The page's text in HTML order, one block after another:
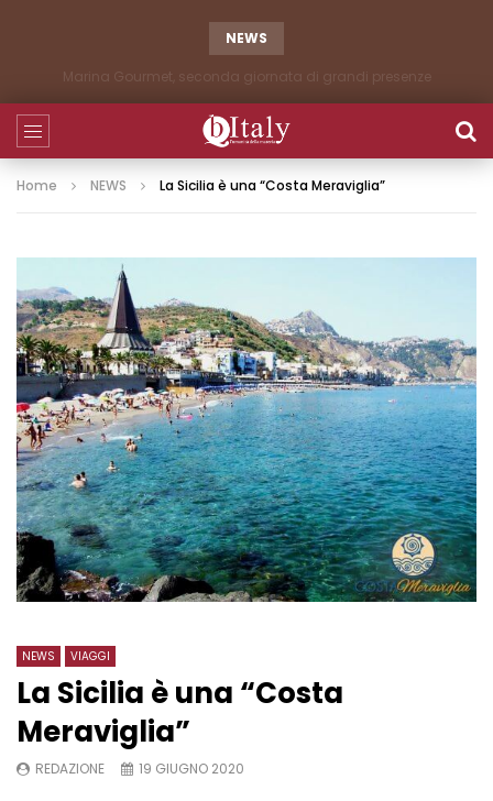
NEWS
Marina Gourmet, seconda giornata di grandi presenze
Home NEWS La Sicilia è una “Costa Meraviglia”
NEWS VIAGGI
La Sicilia è una “Costa
Meraviglia”
REDAZIONE 19 GIUGNO 2020